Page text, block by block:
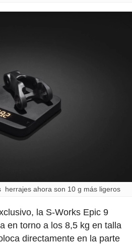
herrajes ahora son 10 g más ligeros
la S-Works Epic 9
en torno a los 8,5 kg en talla
directamente en la parte